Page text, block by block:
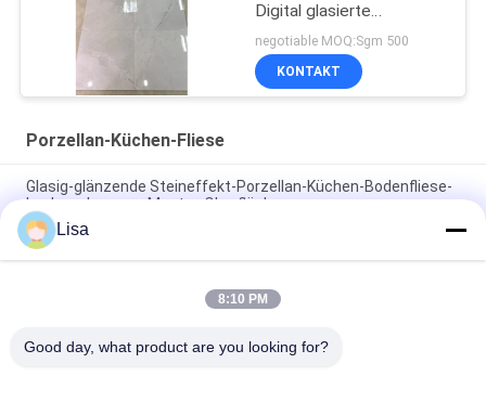
Digital glasierte
keramischer X 24' Wand-
Unterstützung
negotiable MOQ:Sgm 500
KONTAKT
Porzellan-Küchen-Fliese
Glasig-glänzende Steineffekt-Porzellan-Küchen-Bodenfliese-
konkave konvexe Muster-Oberfläche
Natur-Steinporzellan-Küchen-Keramikziegel Fliese/24x24 CER
Zertifikat
Porzellan-Küchen-Fliesen-/Marmor-Porzellan-Fliesen-Küchen-
Lisa
8:10 PM
Good day, what product are you looking for?